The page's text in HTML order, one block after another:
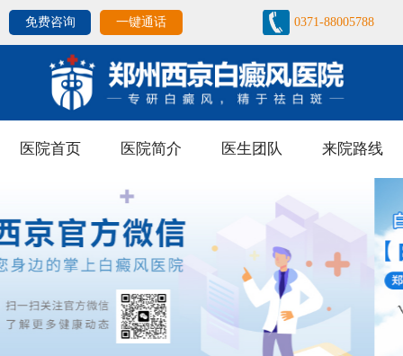
免费咨询 一键通话 0371-88005788
医院首页 医院简介 医生团队 来院路线